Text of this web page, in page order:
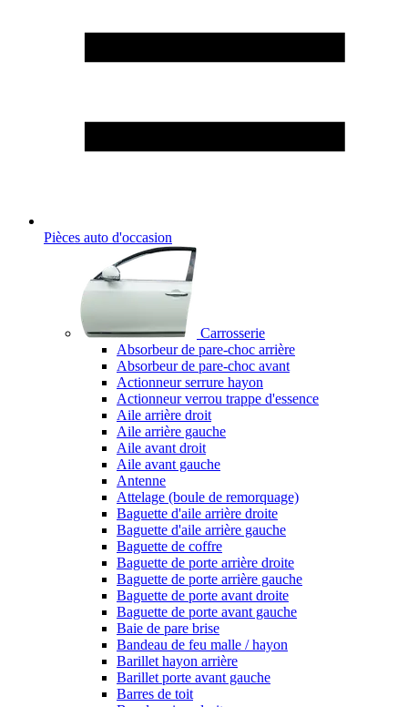
Pièces auto d'occasion
Carrosserie
Absorbeur de pare-choc arrière
Absorbeur de pare-choc avant
Actionneur serrure hayon
Actionneur verrou trappe d'essence
Aile arrière droit
Aile arrière gauche
Aile avant droit
Aile avant gauche
Antenne
Attelage (boule de remorquage)
Baguette d'aile arrière droite
Baguette d'aile arrière gauche
Baguette de coffre
Baguette de porte arrière droite
Baguette de porte arrière gauche
Baguette de porte avant droite
Baguette de porte avant gauche
Baie de pare brise
Bandeau de feu malle / hayon
Barillet hayon arrière
Barillet porte avant gauche
Barres de toit